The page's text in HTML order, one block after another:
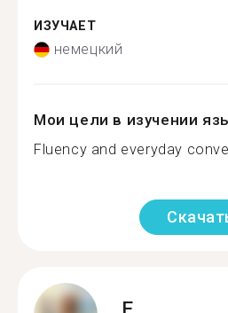
ИЗУЧАЕТ
немецкий
Мои цели в изучении
Fluency and everyday
E.